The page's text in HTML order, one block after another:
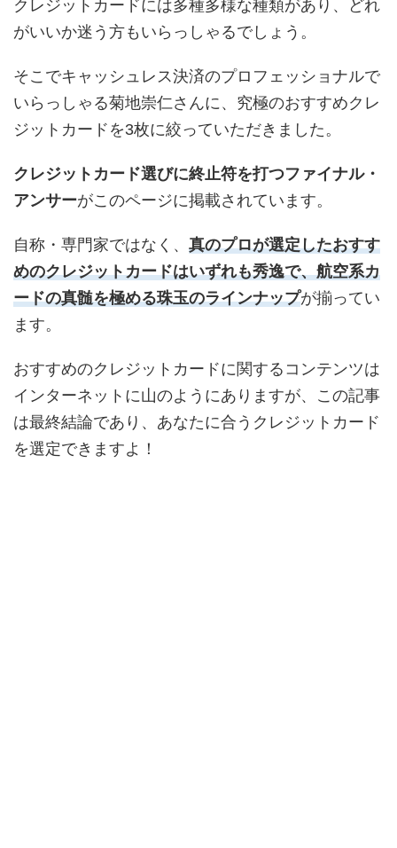
クレジットカードには多種多様な種類があり、どれ
がいいか迷う方もいらっしゃるでしょう。
そこでキャッシュレス決済のプロフェッショナルで
いらっしゃる菊地崇仁さんに、究極のおすすめクレ
ジットカードを3枚に絞っていただきました。
クレジットカード選びに終止符を打つファイナル・
アンサーがこのページに掲載されています。
自称・専門家ではなく、 真のプロが選定したおすす
めのクレジットカードはいずれも秀逸で、航空系カ
ードの真髄を極める珠玉のラインナップが揃ってい
ます。
おすすめのクレジットカードに関するコンテンツは
インターネットに山のようにありますが、この記事
は最終結論であり、あなたに合うクレジットカード
を選定できますよ！